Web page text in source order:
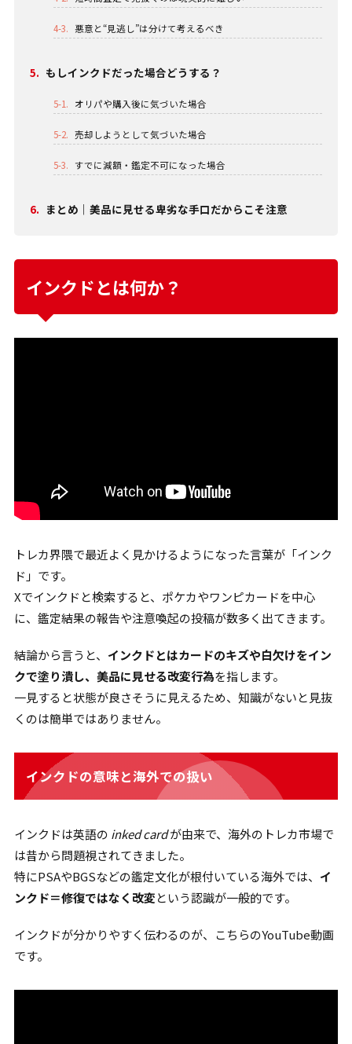
4-3. 悪意と“見逃し”は分けて考えるべき
5. もしインクドだった場合どうする？
5-1. オリパや購入後に気づいた場合
5-2. 売却しようとして気づいた場合
5-3. すでに減額・鑑定不可になった場合
6. まとめ｜美品に見せる卑劣な手口だからこそ注意
インクドとは何か？
トレカ界隈で最近よく見かけるようになった言葉が「インク
ド」です。
Xでインクドと検索すると、ポケカやワンピカードを中心
に、鑑定結果の報告や注意喚起の投稿が数多く出てきます。
結論から言うと、 インクドとはカードのキズや白欠けをイン
クで塗り潰し、美品に見せる改変行為を指します。
一見すると状態が良さそうに見えるため、知識がないと見抜
くのは簡単ではありません。
インクドの意味と海外での扱い
インクドは英語の inked cardが由来で、海外のトレカ市場で
は昔から問題視されてきました。
特にPSAやBGSなどの鑑定文化が根付いている海外では、 イ
ンクド＝修復ではなく改変という認識が一般的です。
インクドが分かりやすく伝わるのが、こちらのYouTube動画
です。